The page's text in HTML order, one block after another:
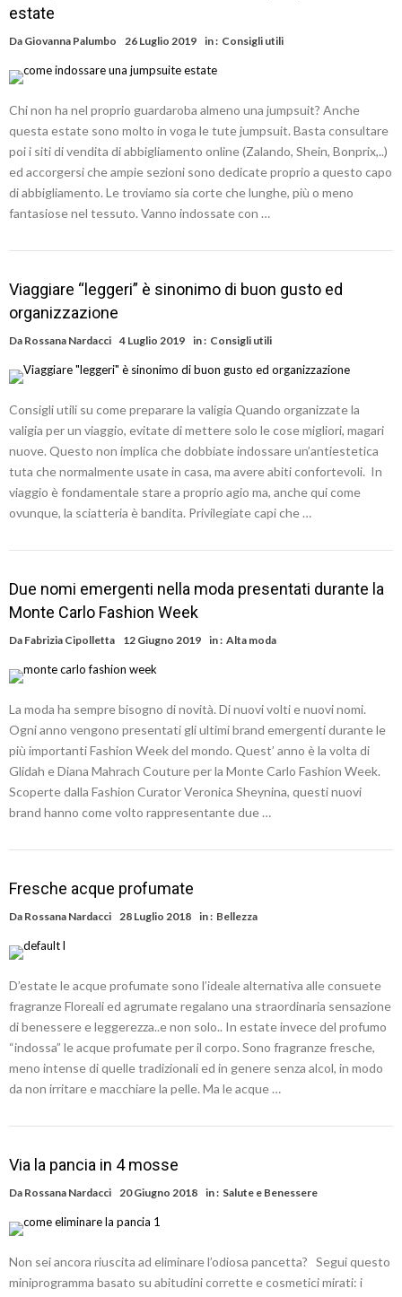
estate
Da Giovanna Palumbo 26 Luglio 2019 in : Consigli utili
Chi non ha nel proprio guardaroba almeno una jumpsuit? Anche
questa estate sono molto in voga le tute jumpsuit. Basta consultare
poi i siti di vendita di abbigliamento online (Zalando, Shein, Bonprix,..)
ed accorgersi che ampie sezioni sono dedicate proprio a questo capo
di abbigliamento. Le troviamo sia corte che lunghe, più o meno
fantasiose nel tessuto. Vanno indossate con …
Viaggiare “leggeri” è sinonimo di buon gusto ed
organizzazione
Da Rossana Nardacci 4 Luglio 2019 in : Consigli utili
Consigli utili su come preparare la valigia Quando organizzate la
valigia per un viaggio, evitate di mettere solo le cose migliori, magari
nuove. Questo non implica che dobbiate indossare un’antiestetica
tuta che normalmente usate in casa, ma avere abiti confortevoli. In
viaggio è fondamentale stare a proprio agio ma, anche qui come
ovunque, la sciatteria è bandita. Privilegiate capi che …
Due nomi emergenti nella moda presentati durante la
Monte Carlo Fashion Week
Da Fabrizia Cipolletta 12 Giugno 2019 in : Alta moda
La moda ha sempre bisogno di novità. Di nuovi volti e nuovi nomi.
Ogni anno vengono presentati gli ultimi brand emergenti durante le
più importanti Fashion Week del mondo. Quest’ anno è la volta di
Glidah e Diana Mahrach Couture per la Monte Carlo Fashion Week.
Scoperte dalla Fashion Curator Veronica Sheynina, questi nuovi
brand hanno come volto rappresentante due …
Fresche acque profumate
Da Rossana Nardacci 28 Luglio 2018 in : Bellezza
D’estate le acque profumate sono l’ideale alternativa alle consuete
fragranze Floreali ed agrumate regalano una straordinaria sensazione
di benessere e leggerezza..e non solo.. In estate invece del profumo
“indossa” le acque profumate per il corpo. Sono fragranze fresche,
meno intense di quelle tradizionali ed in genere senza alcol, in modo
da non irritare e macchiare la pelle. Ma le acque …
Via la pancia in 4 mosse
Da Rossana Nardacci 20 Giugno 2018 in : Salute e Benessere
Non sei ancora riuscita ad eliminare l’odiosa pancetta? Segui questo
miniprogramma basato su abitudini corrette e cosmetici mirati: i